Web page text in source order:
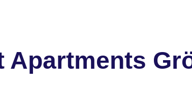
Apartments